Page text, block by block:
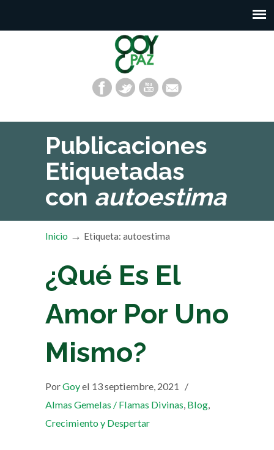
Publicaciones
Etiquetadas
con autoestima
Inicio → Etiqueta: autoestima
¿Qué Es El
Amor Por Uno
Mismo?
PorGoyel 13 septiembre, 2021
/
Almas Gemelas / Flamas Divinas, Blog,
Crecimiento y Despertar